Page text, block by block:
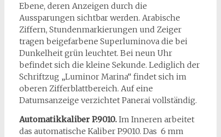
Ebene, deren Anzeigen durch die
Aussparungen sichtbar werden. Arabische
Ziffern, Stundenmarkierungen und Zeiger
tragen beigefarbene Superluminova die bei
Dunkelheit grün leuchtet. Bei neun Uhr
befindet sich die kleine Sekunde. Lediglich der
Schriftzug „Luminor Marina“ findet sich im
oberen Zifferblattbereich. Auf eine
Datumsanzeige verzichtet Panerai vollständig.
Automatikkaliber P.9010. Im Inneren arbeitet
das automatische Kaliber P.9010. Das 6 mm